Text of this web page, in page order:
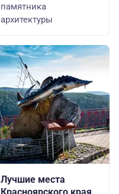
памятника
архитектуры
Лучшие места